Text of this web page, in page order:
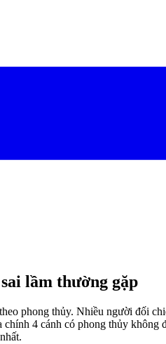
lầm thường gặp
phong thủy. Nhiều người đối
4 cánh có phong thủy